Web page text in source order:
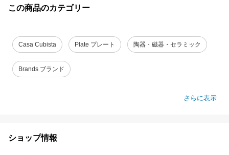
この商品のカテゴリー
Casa Cubista Plate プレート 陶器・磁器・セラミック
Brands ブランド
さらに表示
ショップ情報